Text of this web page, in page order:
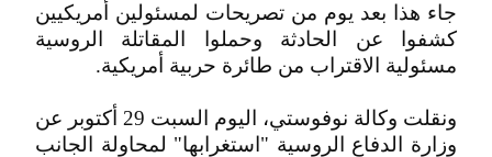
جاء هذا بعد يوم من تصريحات لمسئولين أمريكيين
كشفوا عن الحادثة وحملوا المقاتلة الروسية
مسئولية الاقتراب من طائرة حربية أمريكية.
ونقلت وكالة نوفوستي، اليوم السبت 29 أكتوبر عن
وزارة الدفاع الروسية "استغرابها" لمحاولة الجانب